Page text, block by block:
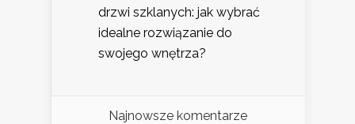
drzwi szklanych: jak wybrać
idealne rozwiązanie do
swojego wnętrza?
Najnowsze komentarze